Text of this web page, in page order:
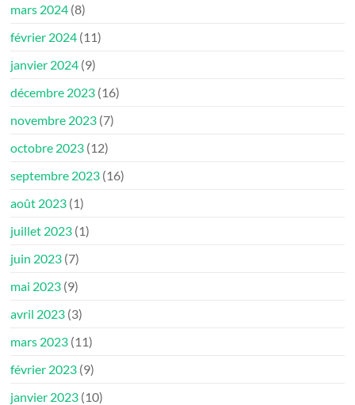
mars 2024 (8)
février 2024 (11)
janvier 2024 (9)
décembre 2023 (16)
novembre 2023 (7)
octobre 2023 (12)
septembre 2023 (16)
août 2023 (1)
juillet 2023 (1)
juin 2023 (7)
mai 2023 (9)
avril 2023 (3)
mars 2023 (11)
février 2023 (9)
janvier 2023 (10)